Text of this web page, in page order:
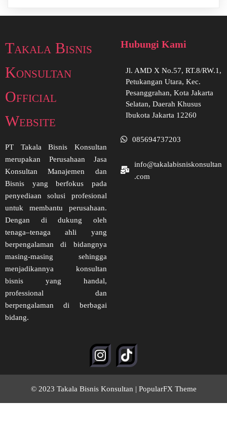
Takala Bisnis
Konsultan
Official
Website
PT Takala Bisnis Konsultan
merupakan Perusahaan Jasa
Konsultan Manajemen dan
Bisnis yang berfokus pada
penyediaan solusi profesional
untuk membantu perusahaan.
Dengan di dukung oleh
tenaga–tenaga ahli yang
berpengalaman di bidangnya
masing-masing sehingga
menjadikannya konsultan
bisnis yang handal,
professional dan
berpengalaman di berbagai
bidang.
Hubungi Kami
Jl. AMD X No.57, RT.8/RW.1,
Petukangan Utara, Kec.
Pesanggrahan, Kota Jakarta
Selatan, Daerah Khusus
Ibukota Jakarta 12260
085694737203
info@takalabisniskonsultan
.com
© 2023 Takala Bisnis Konsultan | PopularFX Theme